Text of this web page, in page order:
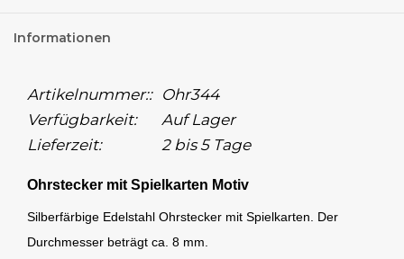
Informationen
Artikelnummer:: Ohr344
Verfügbarkeit:
Auf Lager
Lieferzeit:
2 bis 5 Tage
Ohrstecker mit Spielkarten Motiv
Silberfärbige Edelstahl Ohrstecker mit Spielkarten. Der
Durchmesser beträgt ca. 8 mm.